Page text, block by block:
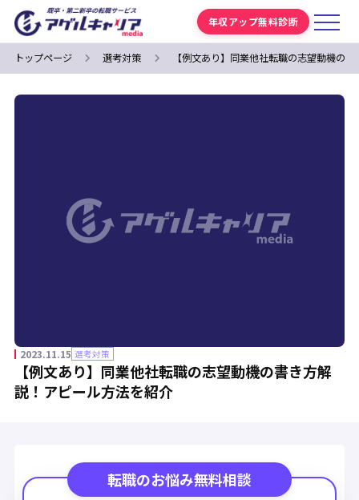
年収アップ無料診断
トップページ 選考対策 【例文あり】同業他社転職の志望動機の
2023.11.15 選考対策
【例文あり】同業他社転職の志望動機の書き方解
説！アピール方法を紹介
転職のお悩み無料相談